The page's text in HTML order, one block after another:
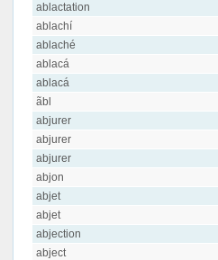
ablactation
ablachí
ablaché
ablacá
ablacá
ãbl
abjurer
abjurer
abjurer
abjon
abjet
abjet
abjection
abject